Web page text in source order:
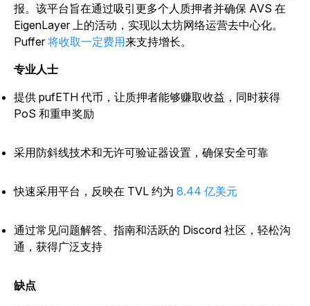
报。该平台旨在通过吸引更多个人质押者并确保 AVS 在
EigenLayer 上的活动，实现以太坊网络运营去中心化。
Puffer将收取一定费用来支持增长。
专业人士
提供 pufETH 代币，让质押者能够赚取收益，同时获得
PoS 和重申奖励
采用防斜线技术和无许可验证器设置，确保安全可靠
快速采用平台，反映在 TVL 约为 8.44 亿美元
通过常见问题解答、指南和活跃的 Discord 社区，轻松沟
通，获得广泛支持
缺点